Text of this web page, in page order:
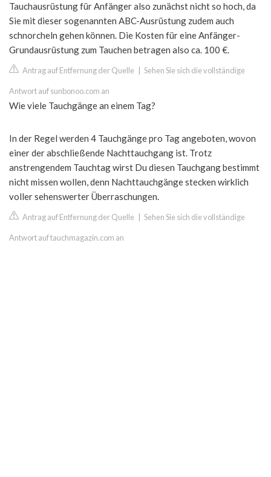
Tauchausrüstung für Anfänger also zunächst nicht so hoch, da
Sie mit dieser sogenannten ABC-Ausrüstung zudem auch
schnorcheln gehen können. Die Kosten für eine Anfänger-
Grundausrüstung zum Tauchen betragen also ca. 100 €.
Antrag auf Entfernung der Quelle Sehen Sie sich die vollständige
Antwort auf sunbonoo.com an
Wie viele Tauchgänge an einem Tag?
In der Regel werden 4 Tauchgänge pro Tag angeboten, wovon
einer der abschließende Nachttauchgang ist. Trotz
anstrengendem Tauchtag wirst Du diesen Tauchgang bestimmt
nicht missen wollen, denn Nachttauchgänge stecken wirklich
voller sehenswerter Überraschungen.
Antrag auf Entfernung der Quelle Sehen Sie sich die vollständige
Antwort auf tauchmagazin.com an